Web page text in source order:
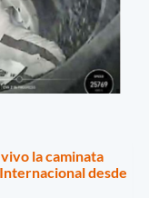
la caminata
desde